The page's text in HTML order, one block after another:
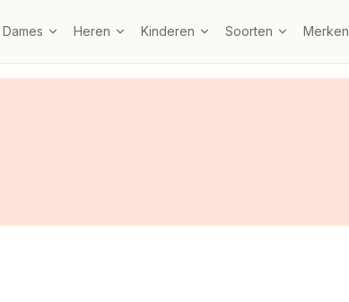
Dames Heren Kinderen Soorten Merken